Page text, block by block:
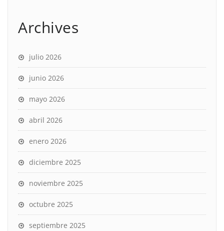
Archives
julio 2026
junio 2026
mayo 2026
abril 2026
enero 2026
diciembre 2025
noviembre 2025
octubre 2025
septiembre 2025